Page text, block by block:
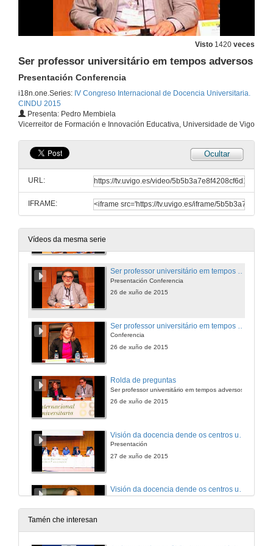
Visto 1420 veces
Ser professor universitário em tempos adversos
Presentación Conferencia
i18n.one.Series: IV Congreso Internacional de Docencia Universitaria.
CINDU 2015
Presenta: Pedro Membiela
Vicerreitor de Formación e Innovación Educativa, Universidade de Vigo
Ocultar
URL:
IFRAME:
Vídeos da mesma serie
Intervención de Francisca García Luque
26 de xuño de 2015
Intervención de José Luis Losada
26 de xuño de 2015
Intervención de Gloria Zaballa
26 de xuño de 2015
Apoios e obstáculos á innovación docente universitaria
Intervención de Sonia Osorio
26 de xuño de 2015
Rolda de preguntas
Ser professor universitário em tempos adversos
Presentación Conferencia
26 de xuño de 2015
Conferencia
26 de xuño de 2015
Rolda de preguntas
Ser professor universitário em tempos adversos
26 de xuño de 2015
Presentación
27 de xuño de 2015
Visión da docencia dende os centros universitarios
27 de xuño de 2015
Tamén che interesan